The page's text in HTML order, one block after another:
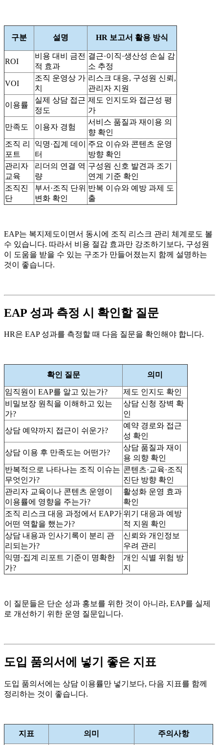
구분 설명 HR 보고서 활용 방식
ROI
비용 대비 금전
적 효과
결근·이직·생산성 손실 감
소 추정
VOI
조직 운영상 가
치
리스크 대응, 구성원 신뢰,
관리자 지원
이용률
실제 상담 접근
정도
제도 인지도와 접근성 평
가
만족도
이용자 경험
서비스 품질과 재이용 의
향 확인
조직 리
포트
익명·집계 데이
터
주요 이슈와 콘텐츠 운영
방향 확인
관리자
교육
리더의 연결 역
량
구성원 신호 발견과 조기
연계 기준 확인
조직진
단
부서·조직 단위
변화 확인
반복 이슈와 예방 과제 도
출
EAP는 복지제도이면서 동시에 조직 리스크 관리 체계로도 볼
수 있습니다. 따라서 비용 절감 효과만 강조하기보다, 구성원
이 도움을 받을 수 있는 구조가 만들어졌는지 함께 설명하는
것이 좋습니다.
EAP 성과 측정 시 확인할 질문
HR은 EAP 성과를 측정할 때 다음 질문을 확인해야 합니다.
확인 질문 의미
임직원이 EAP를 알고 있는가?
제도 인지도 확인
비밀보장 원칙을 이해하고 있는
가?
상담 신청 장벽 확
인
상담 예약까지 접근이 쉬운가?
예약 경로와 접근
성 확인
상담 이용 후 만족도는 어떤가?
상담 품질과 재이
용 의향 확인
반복적으로 나타나는 조직 이슈는
무엇인가?
콘텐츠·교육·조직
진단 방향 확인
관리자 교육이나 콘텐츠 운영이
이용률에 영향을 주는가?
활성화 운영 효과
확인
조직 리스크 대응 과정에서 EAP가
어떤 역할을 했는가?
위기 대응과 예방
적 지원 확인
상담 내용과 인사기록이 분리 관
리되는가?
신뢰와 개인정보
우려 관리
익명·집계 리포트 기준이 명확한
가?
개인 식별 위험 방
지
이 질문들은 단순 성과 홍보를 위한 것이 아니라, EAP를 실제
로 개선하기 위한 운영 질문입니다.
도입 품의서에 넣기 좋은 지표
도입 품의서에는 상담 이용률만 넣기보다, 다음 지표를 함께
정리하는 것이 좋습니다.
지표 의미
주의사항